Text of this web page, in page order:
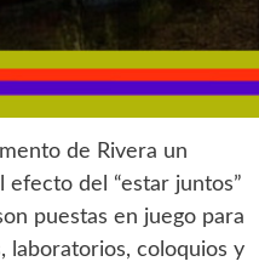
de Rivera un
del “estar juntos”
puestas en juego para
laboratorios, coloquios y